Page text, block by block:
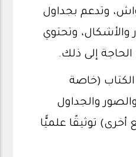
وتدعم بجداول
والأشكال، وتحتوي
إلى ذلك.
(خاصة
والجداول
توثيقًا علميًّا